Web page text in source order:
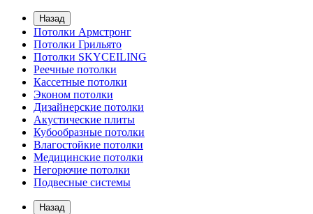
Назад
Потолки Армстронг
Потолки Грильято
Потолки SKYCEILING
Реечные потолки
Кассетные потолки
Эконом потолки
Дизайнерские потолки
Акустические плиты
Кубообразные потолки
Влагостойкие потолки
Медицинские потолки
Негорючие потолки
Подвесные системы
Назад